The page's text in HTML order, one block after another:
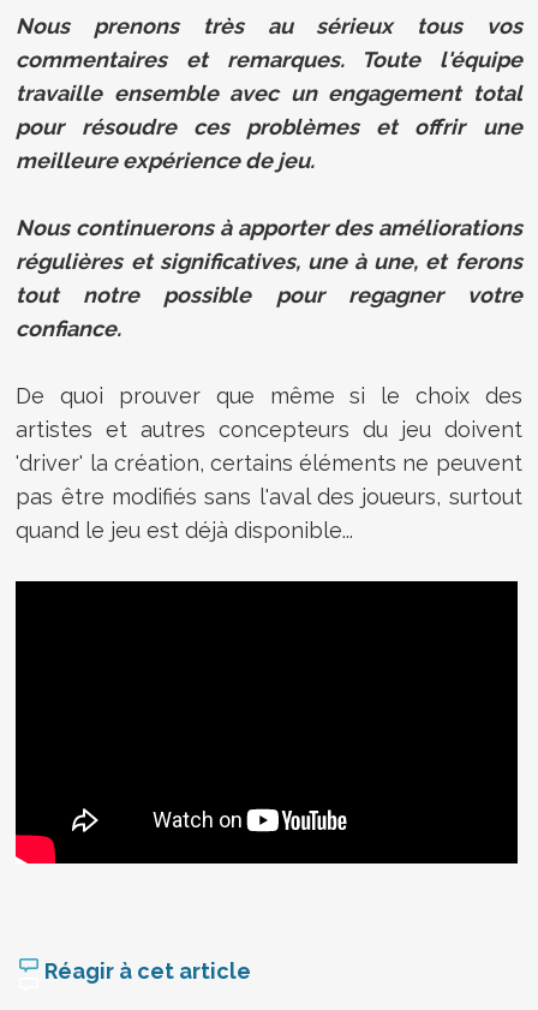
Nous prenons très au sérieux tous vos
commentaires et remarques. Toute l'équipe
travaille ensemble avec un engagement total
pour résoudre ces problèmes et offrir une
meilleure expérience de jeu.
Nous continuerons à apporter des améliorations
régulières et significatives, une à une, et ferons
tout notre possible pour regagner votre
confiance.
De quoi prouver que même si le choix des
artistes et autres concepteurs du jeu doivent
'driver' la création, certains éléments ne peuvent
pas être modifiés sans l'aval des joueurs, surtout
quand le jeu est déjà disponible...
Réagir à cet article